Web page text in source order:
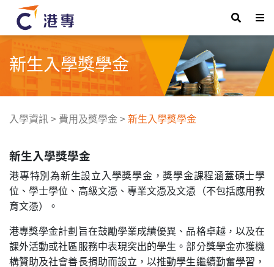
新生入學獎學金
入學資訊> 費用及獎學金>新生入學獎學金
新生入學獎學金
港專特別為新生設立入學獎學金，獎學金課程涵蓋碩士學
位、學士學位、高級文憑、專業文憑及文憑（不包括應用教
育文憑）。
港專獎學金計劃旨在鼓勵學業成績優異、品格卓越，以及在
課外活動或社區服務中表現突出的學生。部分獎學金亦獲機
構贊助及社會善長捐助而設立，以推動學生繼續勤奮學習，